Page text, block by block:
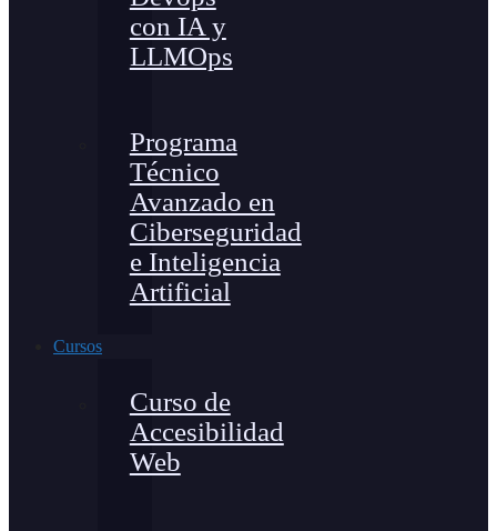
con IA y
LLMOps
Programa
Técnico
Avanzado en
Ciberseguridad
e Inteligencia
Artificial
Cursos
Curso de
Accesibilidad
Web